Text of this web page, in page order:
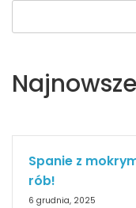
Spanie z
rób!
6 grudnia, 2025